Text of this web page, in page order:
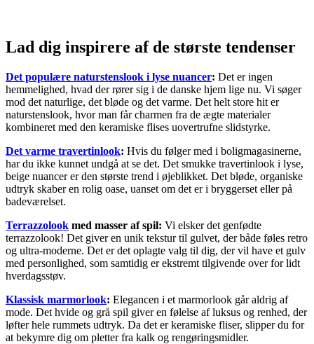
Lad dig inspirere af de største tendenser
Det populære naturstenslook i lyse nuancer: Det er ingen
hemmelighed, hvad der rører sig i de danske hjem lige nu. Vi søger
mod det naturlige, det bløde og det varme. Det helt store hit er
naturstenslook, hvor man får charmen fra de ægte materialer
kombineret med den keramiske flises uovertrufne slidstyrke.
Det varme travertinlook: Hvis du følger med i boligmagasinerne,
har du ikke kunnet undgå at se det. Det smukke travertinlook i lyse,
beige nuancer er den største trend i øjeblikket. Det bløde, organiske
udtryk skaber en rolig oase, uanset om det er i bryggerset eller på
badeværelset.
Terrazzolook med masser af spil: Vi elsker det genfødte
terrazzolook! Det giver en unik tekstur til gulvet, der både føles retro
og ultra-moderne. Det er det oplagte valg til dig, der vil have et gulv
med personlighed, som samtidig er ekstremt tilgivende over for lidt
hverdagsstøv.
Klassisk marmorlook: Elegancen i et marmorlook går aldrig af
mode. Det hvide og grå spil giver en følelse af luksus og renhed, der
løfter hele rummets udtryk. Da det er keramiske fliser, slipper du for
at bekymre dig om pletter fra kalk og rengøringsmidler.